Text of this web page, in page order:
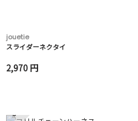
jouetie
スライダーネクタイ
2,970 円
3